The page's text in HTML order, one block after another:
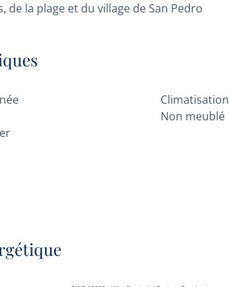
de la plage et du village de San Pedro
Climatisation
Non meublé